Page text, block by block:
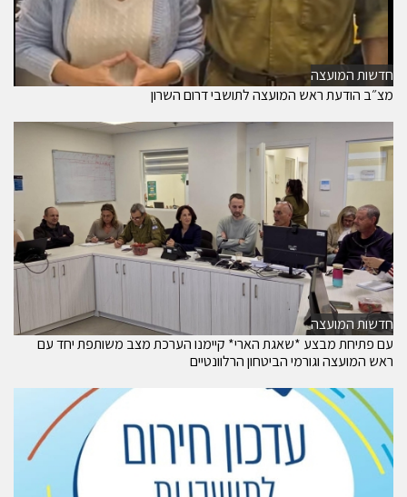
חדשות המועצה
מצ״ב הודעת ראש המועצה לתושבי דרום השרון
חדשות המועצה
עם פתיחת מבצע *שאגת הארי* קיימנו הערכת מצב משותפת יחד עם
ראש המועצה וגורמי הביטחון הרלוונטיים